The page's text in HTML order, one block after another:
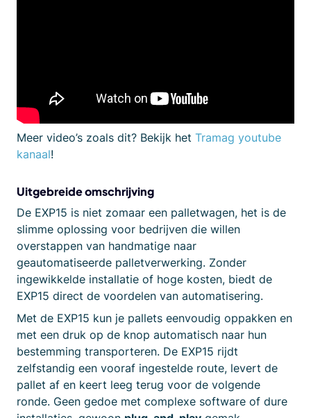
Meer video’s zoals dit? Bekijk het Tramag youtube
kanaal!
Uitgebreide omschrijving
De EXP15 is niet zomaar een palletwagen, het is de
slimme oplossing voor bedrijven die willen
overstappen van handmatige naar
geautomatiseerde palletverwerking. Zonder
ingewikkelde installatie of hoge kosten, biedt de
EXP15 direct de voordelen van automatisering.
Met de EXP15 kun je pallets eenvoudig oppakken en
met een druk op de knop automatisch naar hun
bestemming transporteren. De EXP15 rijdt
zelfstandig een vooraf ingestelde route, levert de
pallet af en keert leeg terug voor de volgende
ronde. Geen gedoe met complexe software of dure